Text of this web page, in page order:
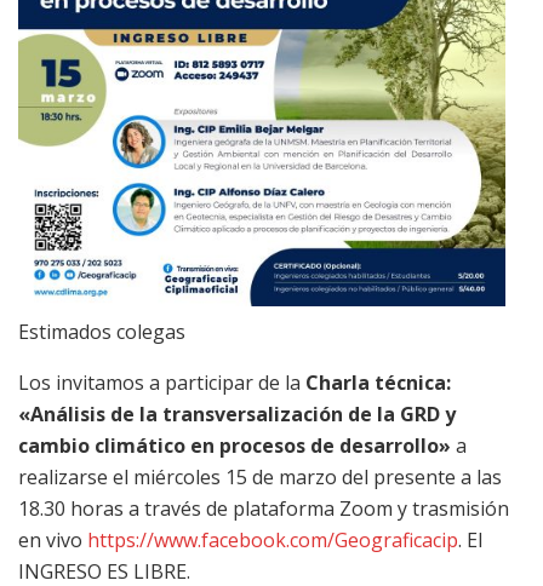
Estimados colegas
Los invitamos a participar de la Charla técnica:
«Análisis de la transversalización de la GRD y
cambio climático en procesos de desarrollo» a
realizarse el miércoles 15 de marzo del presente a las
18.30 horas a través de plataforma Zoom y trasmisión
en vivo https://www.facebook.com/Geograficacip. El
INGRESO ES LIBRE.